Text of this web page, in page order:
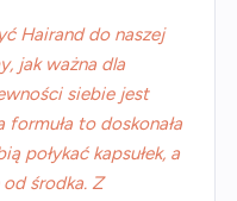
Hairand do naszej
jak ważna dla
siebie jest
formuła to doskonała
połykać kapsułek, a
środka. Z